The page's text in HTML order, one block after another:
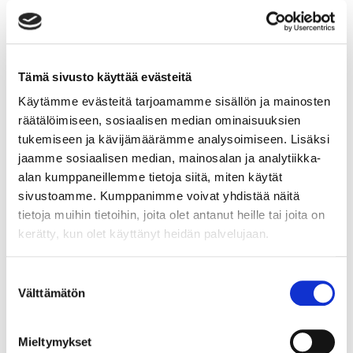
Tämä sivusto käyttää evästeitä
Käytämme evästeitä tarjoamamme sisällön ja mainosten
räätälöimiseen, sosiaalisen median ominaisuuksien
tukemiseen ja kävijämäärämme analysoimiseen. Lisäksi
jaamme sosiaalisen median, mainosalan ja analytiikka-
alan kumppaneillemme tietoja siitä, miten käytät
sivustoamme. Kumppanimme voivat yhdistää näitä
tietoja muihin tietoihin, joita olet antanut heille tai joita on
kerätty, kun olet käyttänyt heidän palvelujaan.
valinta
Välttämätön
Mieltymykset
StepUp School on mukana
Hupiconissa – tule tekemään Silent
StepUp School on mukana Hupiconissa, joka on
kouluikäisten oma messutapahtuma 12.–14.4.
Messukeskuksessa. Hupicon koostuu uusista
harrastusideoista, messuosastoista, peleistä sekä
demopisteistä ja pienoismalleista. Tule moikkaamaan
meitä StepUp Schoolin osastolle Hupiconiin ja testaa
samalla tanssitaitosi hauskassa, koko perheelle
sopivassa pelissä! Hupicon järjestetään Lapsimessujen
yhteydessä. Silent Discon Suomen ennätys TwoDads®️
ja StepUp School haastavat koululaiset ja sitä
Lue lisää